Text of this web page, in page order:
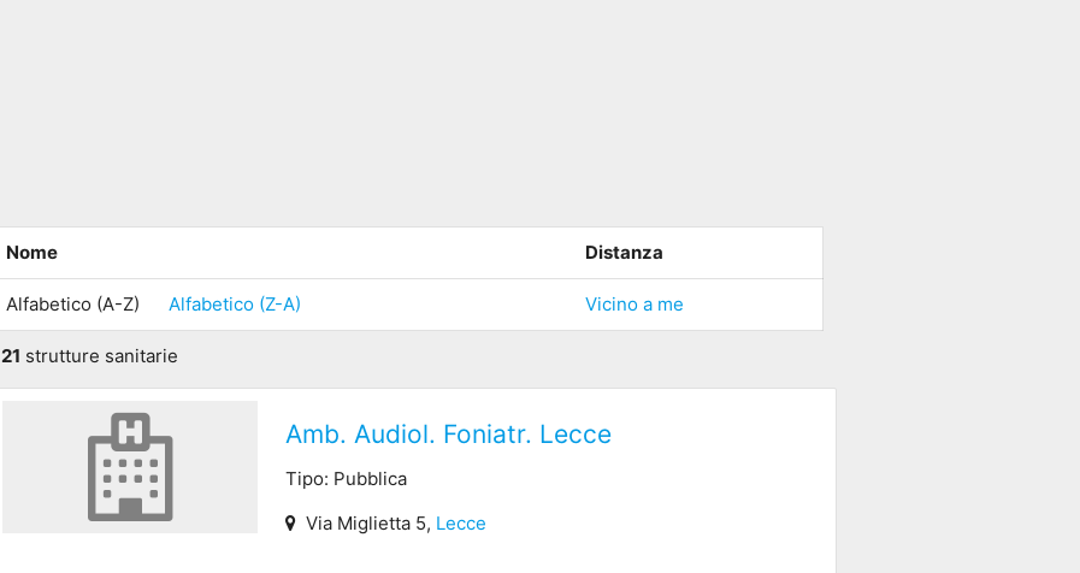
Nome Distanza
Alfabetico (A-Z) Alfabetico (Z-A) Vicino a me
21 strutture sanitarie
Amb. Audiol. Foniatr. Lecce
Tipo: Pubblica
Via Miglietta 5, Lecce